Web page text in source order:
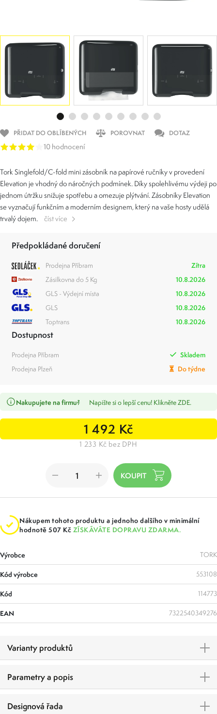
PŘIDAT DO OBLÍBENÝCH POROVNAT DOTAZ
10 hodnocení
Tork Singlefold/C-fold mini zásobník na papírové ručníky v provedení
Elevation je vhodný do náročných podmínek. Díky spolehlivému výdeji po
jednom útržku snižuje spotřebu a omezuje plýtvání. Zásobníky Elevation
se vyznačují funkčním a moderním designem, který na vaše hosty udělá
trvalý dojem.
číst více
Předpokládané doručení
Prodejna Příbram
Zítra
Zásilkovna do 5 Kg
10.8.2026
GLS - Výdejní místa
10.8.2026
GLS
10.8.2026
Toptrans
10.8.2026
Dostupnost
Prodejna Příbram
Skladem
Prodejna Plzeň
Do týdne
Nakupujete na firmu? Napište si o lepší cenu! Klikněte ZDE.
1 492 Kč
1 233 Kč bez DPH
Nákupem tohoto produktu a jednoho dalšího v minimální
hodnotě 507 Kč ZÍSKÁVÁTE DOPRAVU ZDARMA.
Výrobce TORK
Kód výrobce 553108
Kód 114773
EAN 7322540349276
Varianty produktů
Parametry a popis
Designová řada